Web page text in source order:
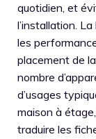
quotidien, et
l’installation.
les
placement de
nombre
d’usages
maison à
traduire les